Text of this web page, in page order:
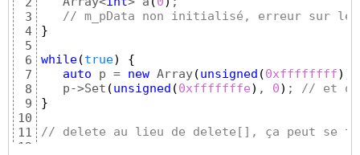
3
4
5
6
7
8
9
10
11
12
// m_pData non initialisé, erreur sur le
}
while(true)
{
auto p = new Array(unsigned (0xffffffff) )
   p->Set
(unsigned (0xfffffffe) , 0) ; // et on
}
// delete au lieu de delete[], ça peut se